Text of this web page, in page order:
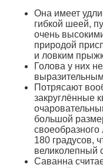
Она имеет
гибкой шеей,
очень
природой
и ловким
Голова у них
Потрясают
закруглённые
большой
180 градусов,
великолепный
Саванна